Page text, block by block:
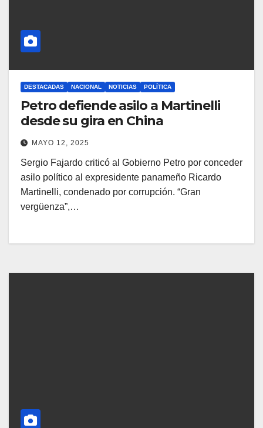
DESTACADAS NACIONAL NOTICIAS POLÍTICA
Petro defiende asilo a Martinelli
desde su gira en China
MAYO 12, 2025
Sergio Fajardo criticó al Gobierno Petro por conceder
asilo político al expresidente panameño Ricardo
Martinelli, condenado por corrupción. “Gran
vergüenza”,…